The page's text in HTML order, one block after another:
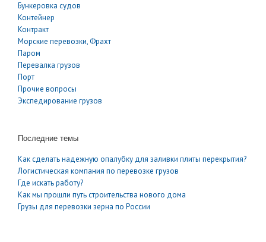
Бункеровка судов
Контейнер
Контракт
Морские перевозки, Фрахт
Паром
Перевалка грузов
Порт
Прочие вопросы
Экспедирование грузов
Последние темы
Как сделать надежную опалубку для заливки плиты перекрытия?
Логистическая компания по перевозке грузов
Где искать работу?
Как мы прошли путь строительства нового дома
Грузы для перевозки зерна по России